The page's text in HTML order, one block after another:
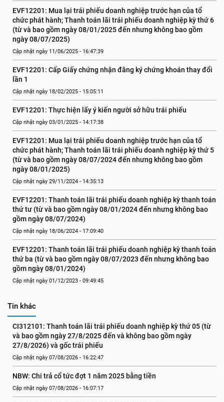
EVF12201: Mua lại trái phiếu doanh nghiệp trước hạn của tổ
chức phát hành; Thanh toán lãi trái phiếu doanh nghiệp kỳ thứ 6
(từ và bao gồm ngày 08/01/2025 đến nhưng không bao gồm
ngày 08/07/2025)
Cập nhật ngày 11/06/2025 - 16:47:39
EVF12201: Cấp Giấy chứng nhận đăng ký chứng khoán thay đổi
lần 1
Cập nhật ngày 18/02/2025 - 15:05:11
EVF12201: Thực hiện lấy ý kiến người sở hữu trái phiếu
Cập nhật ngày 03/01/2025 - 14:17:38
EVF12201: Mua lại trái phiếu doanh nghiệp trước hạn của tổ
chức phát hành; Thanh toán lãi trái phiếu doanh nghiệp kỳ thứ 5
(từ và bao gồm ngày 08/07/2024 đến nhưng không bao gồm
ngày 08/01/2025)
Cập nhật ngày 29/11/2024 - 14:35:13
EVF12201: Thanh toán lãi trái phiếu doanh nghiệp kỳ thanh toán
thứ tư (từ và bao gồm ngày 08/01/2024 đến nhưng không bao
gồm ngày 08/07/2024)
Cập nhật ngày 18/06/2024 - 17:09:40
EVF12201: Thanh toán lãi trái phiếu doanh nghiệp kỳ thanh toán
thứ ba (từ và bao gồm ngày 08/07/2023 đến nhưng không bao
gồm ngày 08/01/2024)
Cập nhật ngày 01/12/2023 - 09:49:45
Tin khác
CI312101: Thanh toán lãi trái phiếu doanh nghiệp kỳ thứ 05 (từ
và bao gồm ngày 27/8/2025 đến và không bao gồm ngày
27/8/2026) và gốc trái phiếu
Cập nhật ngày 07/08/2026 - 16:22:47
NBW: Chi trả cổ tức đợt 1 năm 2025 bằng tiền
Cập nhật ngày 07/08/2026 - 16:07:17